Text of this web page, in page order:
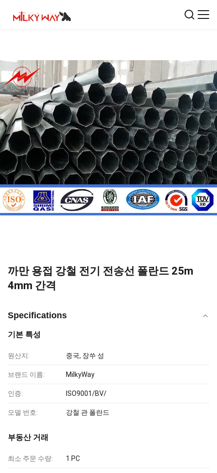
까만 용접 강철 전기 전송선 폴란드 25m
4mm 간격
Specifications
기본 특성
원산지: 중국, 장쑤 성
브랜드 이름: MilkyWay
인증: ISO9001/BV/
모델 번호: 강철 관 폴란드
부동산 거래
최소 주문 수량: 1 PC